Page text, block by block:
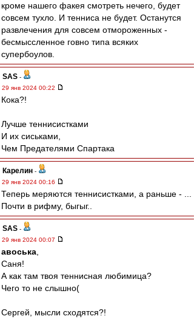
кроме нашего факея смотреть нечего, будет
совсем тухло. И тенниса не будет. Останутся
развлечения для совсем отмороженных -
бесмыссленное говно типа всяких
супербоулов.
SAS -
29 янв 2024 00:22
Кока?!
Лучше теннисистками
И их сиськами,
Чем Предателями Спартака
Карелин -
29 янв 2024 00:16
Теперь меряются теннисистками, а раньше - ...
Почти в рифму, быгыг..
SAS -
29 янв 2024 00:07
авоська
Саня!
А как там твоя теннисная любимица?
Чего то не слышно(
Сергей, мысли сходятся?!